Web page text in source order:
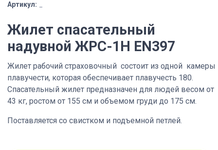
Артикул:
Жилет спасательный
надувной ЖРС-1Н EN397
Жилет рабочий страховочный состоит из одной камеры
плавучести, которая обеспечивает плавучесть 180.
Спасательный жилет предназначен для людей весом от
43 кг, ростом от 155 см и объемом груди до 175 см.
Поставляется со свистком и подъемной петлей.